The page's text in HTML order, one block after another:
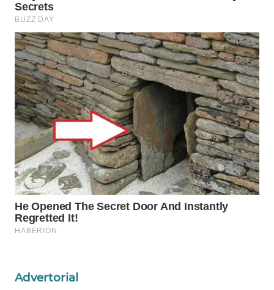
Advertorial
Wahana
Group
WAHANA
NEWS
WAHANA
TANI
WAHANA
ADVOKAT
WAHANA
INFRASTRUKTUR